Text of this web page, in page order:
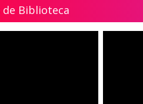
Biblioteca